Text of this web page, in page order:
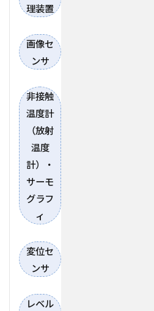
理装置
画像セ
ンサ
非接触
温度計
（放射
温度
計）・
サーモ
グラフ
ィ
変位セ
ンサ
レベル